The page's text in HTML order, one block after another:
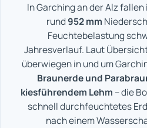
In Garching an der Alz
rund952 mm
Feuchtebelastung
Jahresverlauf. Laut
überwiegen in und um
Braunerde und
kiesführendem Lehm – die
schnell durchfeuchtetes
nach einem